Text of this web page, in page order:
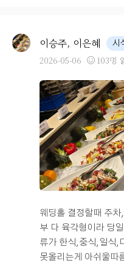
하고있는 내자신을
이승주, 이은혜 시
2026-05-06 103명
웨딩홀 결정할때 주
부 다 육각형이라 당
류가 한식,중식,일식,
못올리는게 아쉬울따
저리가라 음식에 진